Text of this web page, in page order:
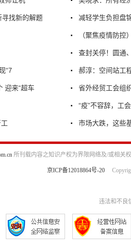
找新的解题
“7
迎来“超车
减轻学生负担盘
（聚焦疫情防控
查封关停！圆通
郝淳：空间站工
省外经贸工会组
“疫”不容辞，工
市场大跌，这些
所刊载内容之知识产权为界限网络及/或相关
京ICP备12018864号-20
违法和不良